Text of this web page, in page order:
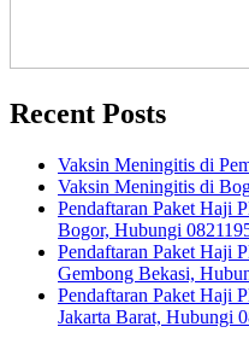
Recent Posts
Vaksin Meningitis di
Vaksin Meningitis di
Pendaftaran Paket Haji
Bogor, Hubungi
Pendaftaran Paket Haji
Gembong Bekasi,
Pendaftaran Paket Haji
Jakarta Barat, Hubungi